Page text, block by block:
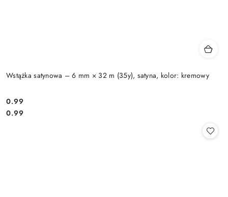
Wstążka satynowa – 6 mm × 32 m (35y), satyna, kolor: kremowy
Cena:
0.99
Cena:
0.99